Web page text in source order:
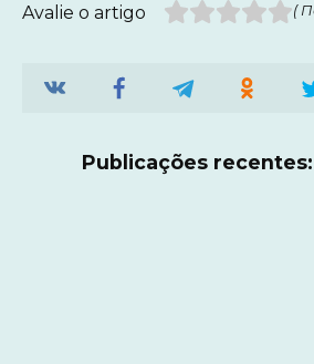
Avalie o artigo (
Publicações recentes: